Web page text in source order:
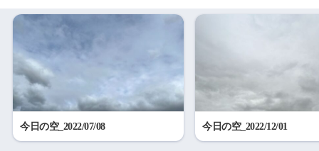
今日の空_2022/07/08 今日の空_2022/12/01